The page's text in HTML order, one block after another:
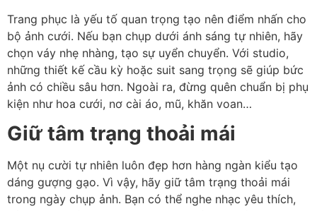
Trang phục là yếu tố quan trọng tạo nên điểm nhấn cho
bộ ảnh cưới. Nếu bạn chụp dưới ánh sáng tự nhiên, hãy
chọn váy nhẹ nhàng, tạo sự uyển chuyển. Với studio,
những thiết kế cầu kỳ hoặc suit sang trọng sẽ giúp bức
ảnh có chiều sâu hơn. Ngoài ra, đừng quên chuẩn bị phụ
kiện như hoa cưới, nơ cài áo, mũ, khăn voan…
Giữ tâm trạng thoải mái
Một nụ cười tự nhiên luôn đẹp hơn hàng ngàn kiểu tạo
dáng gượng gạo. Vì vậy, hãy giữ tâm trạng thoải mái
trong ngày chụp ảnh. Bạn có thể nghe nhạc yêu thích,